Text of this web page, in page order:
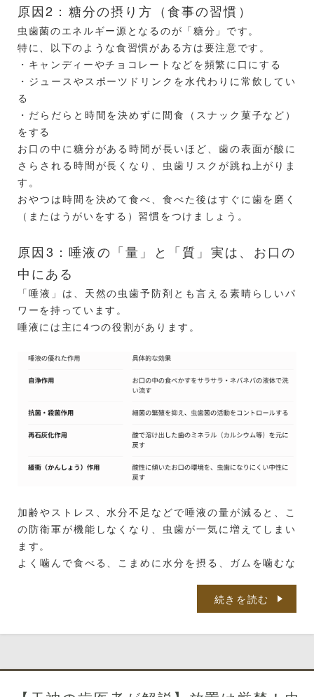
原因2：糖分の摂り方（食事の習慣）
虫歯菌のエネルギー源となるのが「糖分」です。
特に、以下のような食習慣がある方は要注意です。
・キャンディーやチョコレートなどを頻繁に口にする
・ジュースやスポーツドリンクを水代わりに常飲してい
る
・だらだらと時間を決めずに間食（スナック菓子など）
をする
お口の中に糖分がある時間が長いほど、歯の表面が酸に
さらされる時間が長くなり、虫歯リスクが跳ね上がりま
す。
おやつは時間を決めて食べ、食べた後はすぐに歯を磨く
（またはうがいをする）習慣をつけましょう。
原因3：唾液の「量」と「質」実は、お口の
中にある
「唾液」は、天然の虫歯予防剤とも言える素晴らしいパ
ワーを持っています。
唾液には主に4つの役割があります。
加齢やストレス、水分不足などで唾液の量が減ると、こ
の防衛軍が機能しなくなり、虫歯が一気に増えてしまい
ます。
よく噛んで食べる、こまめに水分を摂る、ガムを噛むな
原因4：虫歯になりやすい「歯質」と「部
位」
ます。
歯の表面の「エナメル質」は酸に強いですが、歯茎が下
続きを読む